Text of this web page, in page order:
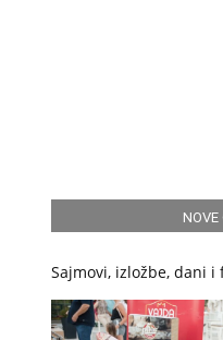
NOVE
Sajmovi, izložbe, dani i